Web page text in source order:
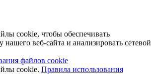
cookie, чтобы обеспечивать
нашего веб-сайта и анализировать сетевой
файлов cookie
cookie. Правила использования